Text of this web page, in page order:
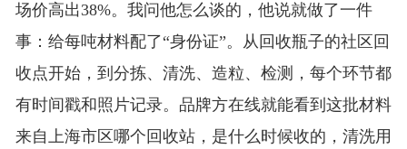
场价高出38%。我问他怎么谈的，他说就做了一件
事：给每吨材料配了“身份证”。从回收瓶子的社区回
收点开始，到分拣、清洗、造粒、检测，每个环节都
有时间戳和照片记录。品牌方在线就能看到这批材料
来自上海市区哪个回收站，是什么时候收的，清洗用